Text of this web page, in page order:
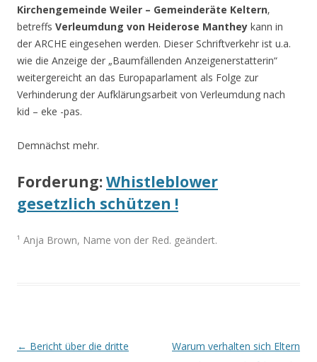
Kirchengemeinde Weiler – Gemeinderäte Keltern‚
betreffs Verleumdung von Heiderose Manthey kann in
der ARCHE eingesehen werden. Dieser Schriftverkehr ist u.a.
wie die Anzeige der „Baumfällenden Anzeigenerstatterin“
weitergereicht an das Europaparlament als Folge zur
Verhinderung der Aufklärungsarbeit von Verleumdung nach
kid – eke -pas.
Demnächst mehr.
Forderung:Whistleblower
gesetzlich schützen !
¹ Anja Brown, Name von der Red. geändert.
Beitrags-
← Bericht über die dritte
Warum verhalten sich Eltern